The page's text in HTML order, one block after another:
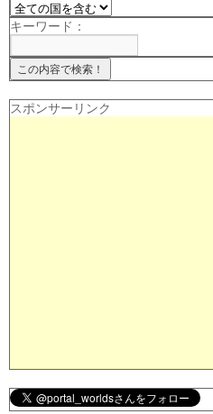
キーワード：
スポンサーリンク